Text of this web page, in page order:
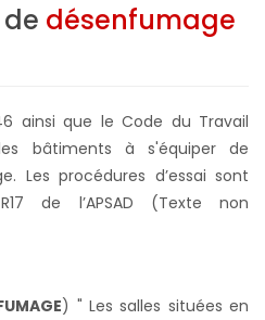
désenfumage
ainsi que le Code du Travail
bâtiments à s'équiper de
Les procédures d’essai sont
de l’APSAD (Texte non
) " Les salles situées en